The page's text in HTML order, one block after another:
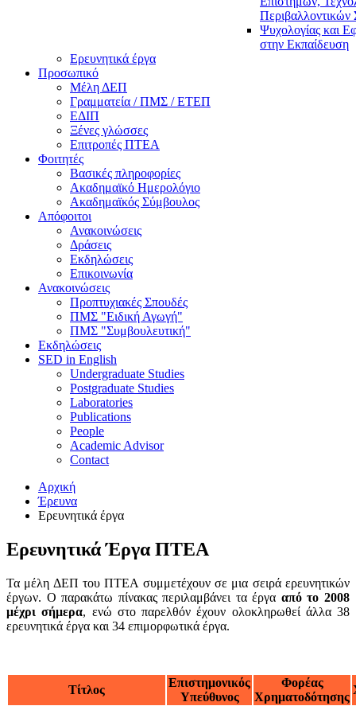
Ψυχολογίας και
στην Εκπαίδευση
Ερευνητικά έργα
Προσωπικό
Μέλη ΔΕΠ
Γραμματεία / ΠΜΣ / ΕΤΕΠ
ΕΔΙΠ
Ξένες γλώσσες
Επιτροπές ΠΤΕΑ
Φοιτητές
Βασικές πληροφορίες
Ακαδημαϊκό Ημερολόγιο
Ακαδημαϊκός Σύμβουλος
Απόφοιτοι
Ανακοινώσεις
Δράσεις
Εκδηλώσεις
Επικοινωνία
Ανακοινώσεις
Προπτυχιακές Σπουδές
ΠΜΣ "Ειδική Αγωγή"
ΠΜΣ "Συμβουλευτική"
Εκδηλώσεις
SED in English
Undergraduate Studies
Postgraduate Studies
Laboratories
Publications
People
Academic Advisor
Contact
Αρχική
Έρευνα
Ερευνητικά έργα
Ερευνητικά Έργα ΠΤΕΑ
Τα μέλη ΔΕΠ του ΠΤΕΑ συμμετέχουν σε μια σειρά ερευνητικών
έργων. Ο παρακάτω πίνακας περιλαμβάνει τα έργα από το 2008
μέχρι σήμερα, ενώ στο παρελθόν έχουν ολοκληρωθεί άλλα 38
ερευνητικά έργα και 34 επιμορφωτικά έργα.
Τίτλος
Επιστημονικός
Υπεύθυνος
Φορέας
Χρηματοδότησης